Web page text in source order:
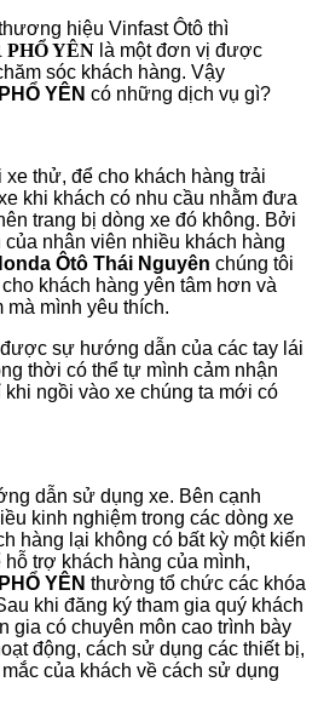
hiệu Vinfast Ôtô thì
YÊN là một đơn vị được
sóc khách hàng. Vậy
YÊN có những dịch vụ gì?
thử, để cho khách hàng trải
khi khách có nhu cầu nhằm đưa
trang bị dòng xe đó không. Bởi
nhân viên nhiều khách hàng
Ôtô Thái Nguyên chúng tôi
khách hàng yên tâm hơn và
mình yêu thích.
sự hướng dẫn của các tay lái
thời có thể tự mình cảm nhận
ngồi vào xe chúng ta mới có
dẫn sử dụng xe. Bên cạnh
kinh nghiệm trong các dòng xe
hàng lại không có bất kỳ một kiến
trợ khách hàng của mình,
YÊN thường tổ chức các khóa
khi đăng ký tham gia quý khách
gia có chuyên môn cao trình bày
động, cách sử dụng các thiết bị,
của khách về cách sử dụng